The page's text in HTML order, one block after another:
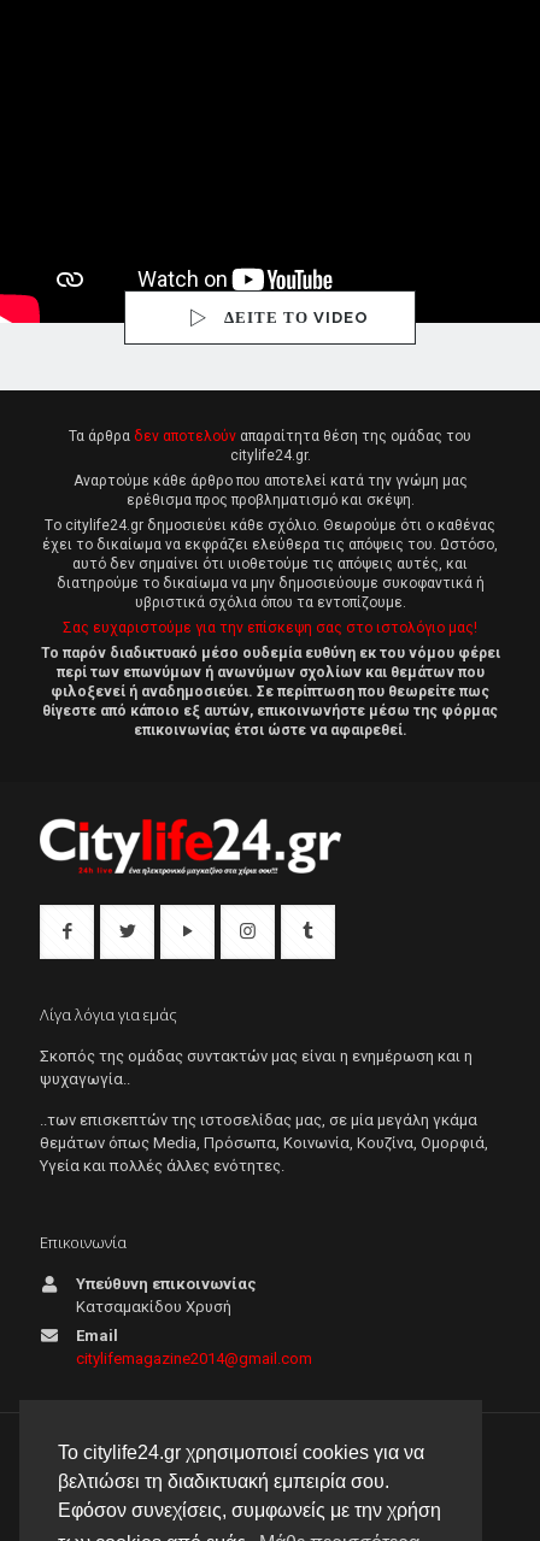
Το citylife24.gr χρησιμοποιεί cookies για να
βελτιώσει τη διαδικτυακή εμπειρία σου.
Εφόσον συνεχίσεις, συμφωνείς με την χρήση
ΔΕΙΤΕ ΤΟ VIDEO
Τα άρθρα δεν αποτελούν απαραίτητα θέση της ομάδας του
citylife24.gr.
Αναρτούμε κάθε άρθρο που αποτελεί κατά την γνώμη μας
ερέθισμα προς προβληματισμό και σκέψη.
Tο citylife24.gr δημοσιεύει κάθε σχόλιο. Θεωρούμε ότι ο καθένας
έχει το δικαίωμα να εκφράζει ελεύθερα τις απόψεις του. Ωστόσο,
αυτό δεν σημαίνει ότι υιοθετούμε τις απόψεις αυτές, και
διατηρούμε το δικαίωμα να μην δημοσιεύουμε συκοφαντικά ή
υβριστικά σχόλια όπου τα εντοπίζουμε.
Σας ευχαριστούμε για την επίσκεψη σας στο ιστολόγιο μας!
Το παρόν διαδικτυακό μέσο ουδεμία ευθύνη εκ του νόμου φέρει
περί των επωνύμων ή ανωνύμων σχολίων και θεμάτων που
φιλοξενεί ή αναδημοσιεύει. Σε περίπτωση που θεωρείτε πως
θίγεστε από κάποιο εξ αυτών, επικοινωνήστε μέσω της φόρμας
επικοινωνίας έτσι ώστε να αφαιρεθεί.
Λίγα λόγια για εμάς
Σκοπός της ομάδας συντακτών μας είναι η ενημέρωση και η
ψυχαγωγία..
..των επισκεπτών της ιστοσελίδας μας, σε μία μεγάλη γκάμα
θεμάτων όπως Μedia, Πρόσωπα, Κοινωνία, Κουζίνα, Ομορφιά,
Υγεία και πολλές άλλες ενότητες.
Επικοινωνία
Υπεύθυνη επικοινωνίας
Κατσαμακίδου Χρυσή
Email
citylifemagazine2014@gmail.com
© 2026 City Life 24 | Με την επιφύλαξη κάθε νόμιμου
δικαιώματος |
Πολιτική απορρήτου
δημιουργία & φιλοξενία ιστοσελίδας bymanbiz isp